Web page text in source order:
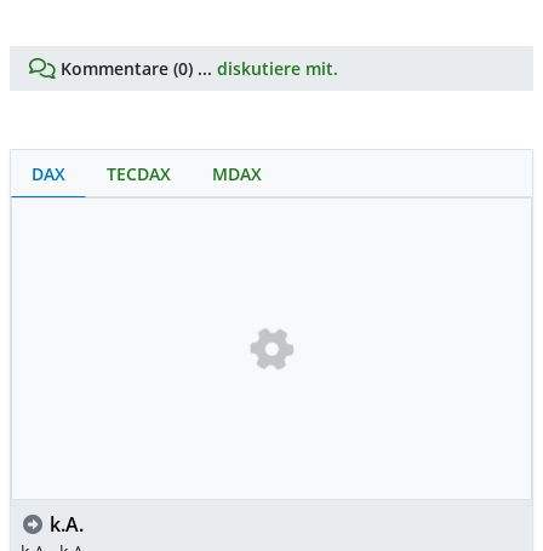
Kommentare (0) ... diskutiere mit.
DAX TECDAX MDAX
k.A.